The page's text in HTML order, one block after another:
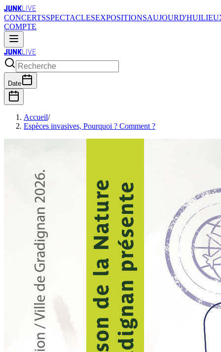
JUNKLIVE
CONCERTSSPECTACLESEXPOSITIONSAUJOURD'HUI
COMPTE
JUNKLIVE
Date
Accueil/
Espèces invasives, Pourquoi ? Comment ?